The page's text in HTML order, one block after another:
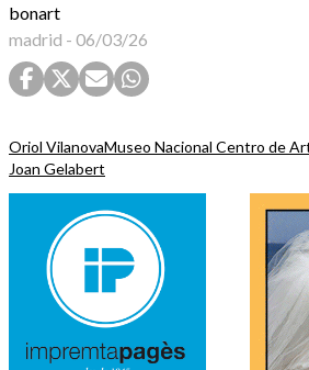
bonart
madrid - 06/03/26
Oriol VilanovaMuseo Nacional Centro de
Joan Gelabert